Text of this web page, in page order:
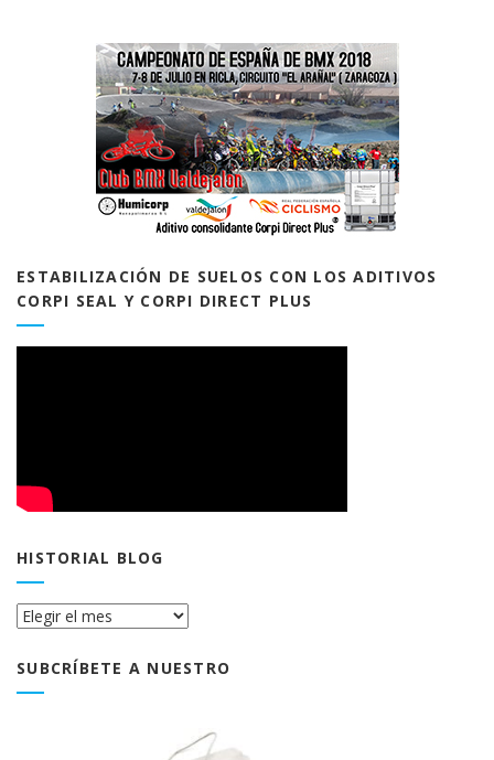
ESTABILIZACIÓN DE SUELOS CON LOS ADITIVOS
CORPI SEAL Y CORPI DIRECT PLUS
HISTORIAL BLOG
Historial
SUBCRÍBETE A NUESTRO